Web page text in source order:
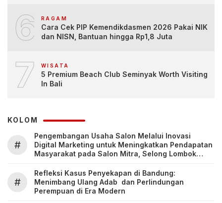
6 RAGAM
Cara Cek PIP Kemendikdasmen 2026 Pakai NIK
dan NISN, Bantuan hingga Rp1,8 Juta
7 WISATA
5 Premium Beach Club Seminyak Worth Visiting
In Bali
KOLOM
#
Pengembangan Usaha Salon Melalui Inovasi
Digital Marketing untuk Meningkatkan Pendapatan
Masyarakat pada Salon Mitra, Selong Lombok
#
Refleksi Kasus Penyekapan di Bandung:
Menimbang Ulang Adab dan Perlindungan
Perempuan di Era Modern